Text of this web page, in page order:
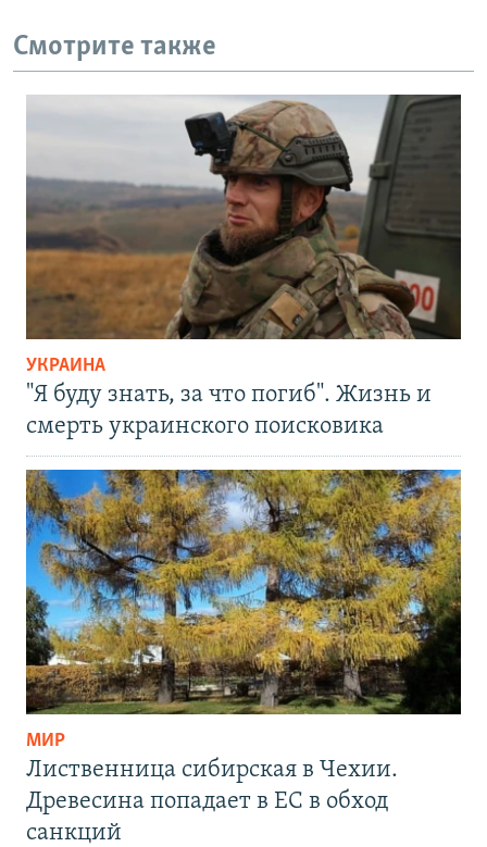
Смотрите также
УКРАИНА
"Я буду знать, за что погиб". Жизнь и
смерть украинского поисковика
МИР
Лиственница сибирская в Чехии.
Древесина попадает в ЕС в обход
санкций